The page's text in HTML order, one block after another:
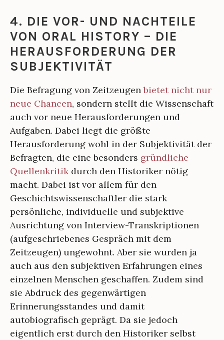
4. DIE VOR- UND NACHTEILE
VON ORAL HISTORY – DIE
HERAUSFORDERUNG DER
SUBJEKTIVITÄT
Die Befragung von Zeitzeugenbietet nicht nur
neue Chancen, sondern stellt die Wissenschaft
auch vor neue Herausforderungen und
Aufgaben. Dabei liegt die größte
Herausforderung wohl in der Subjektivität der
Befragten, die eine besonders gründliche
Quellenkritik durch den Historiker nötig
macht. Dabei ist vor allem für den
Geschichtswissenschaftler die stark
persönliche, individuelle und subjektive
Ausrichtung von Interview-Transkriptionen
(aufgeschriebenes Gespräch mit dem
Zeitzeugen) ungewohnt. Aber sie wurden ja
auch aus den subjektiven Erfahrungen eines
einzelnen Menschen geschaffen. Zudem sind
sie Abdruck des gegenwärtigen
Erinnerungsstandes und damit
autobiografisch geprägt. Da sie jedoch
eigentlich erst durch den Historiker selbst